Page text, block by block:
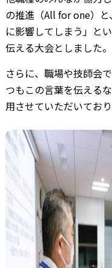
の推進（All for one）
に影響してしまう」と
伝える大会としました。
さらに、職場や技師会
つもこの言葉を伝える
用させていただいてお